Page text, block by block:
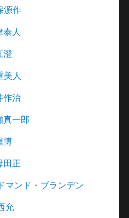
源作
泰人
澄
美人
作治
真一郎
博
田正
マンド・ブランデン
允